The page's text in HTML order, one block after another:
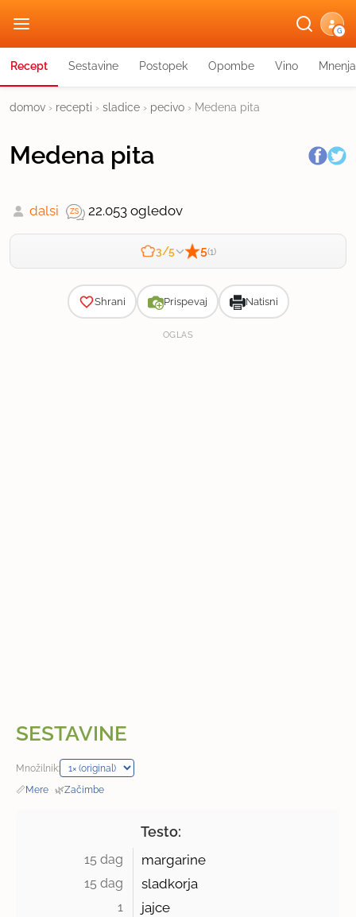
G
Recept Sestavine Postopek Opombe Vino Mnenja
domov › recepti › sladice › pecivo › Medena pita
Medena pita
dalsi 22.053 ogledov
3/5 5(1)
Shrani Prispevaj Natisni
OGLAS
SESTAVINE
Množilnik:
📏Mere · 🌿Začimbe
Testo:
15 dag margarine
15 dag sladkorja
1 jajce